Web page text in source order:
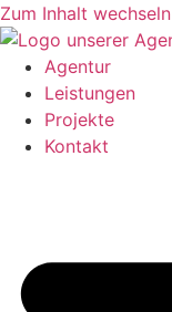
Zum Inhalt wechseln
Agentur
Leistungen
Projekte
Kontakt